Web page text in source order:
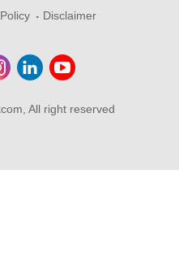
Disclaimer
All right reserved